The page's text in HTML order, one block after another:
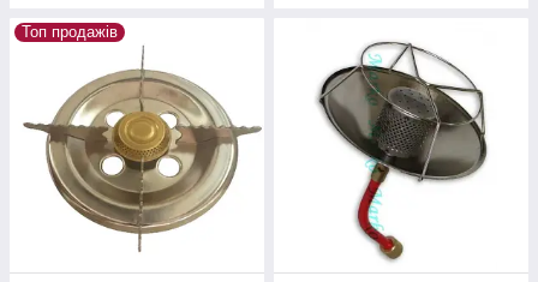
Топ продажів